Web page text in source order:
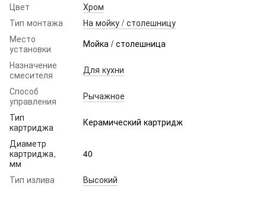
Цвет
Хром
Тип монтажа
На мойку / столешницу
Место
установки
Мойка / столешница
Назначение
смесителя
Для кухни
Способ
управления
Рычажное
Тип
картриджа
Керамический картридж
Диаметр
картриджа,
мм
40
Тип излива Высокий